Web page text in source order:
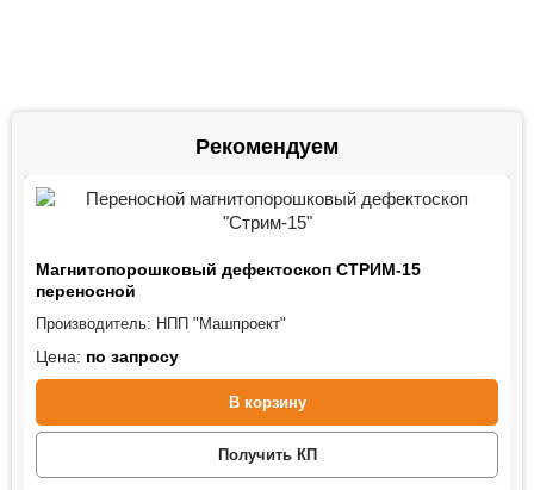
Рекомендуем
Магнитопорошковый дефектоскоп СТРИМ-15
переносной
Производитель: НПП "Машпроект"
Цена: по запросу
В корзину
Получить КП